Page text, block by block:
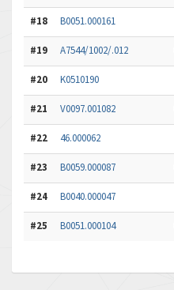
#18 B0051.000161
#19 A7544/1002/.012
#20 K0510190
#21 V0097.001082
#22 46.000062
#23 B0059.000087
#24 B0040.000047
#25 B0051.000104